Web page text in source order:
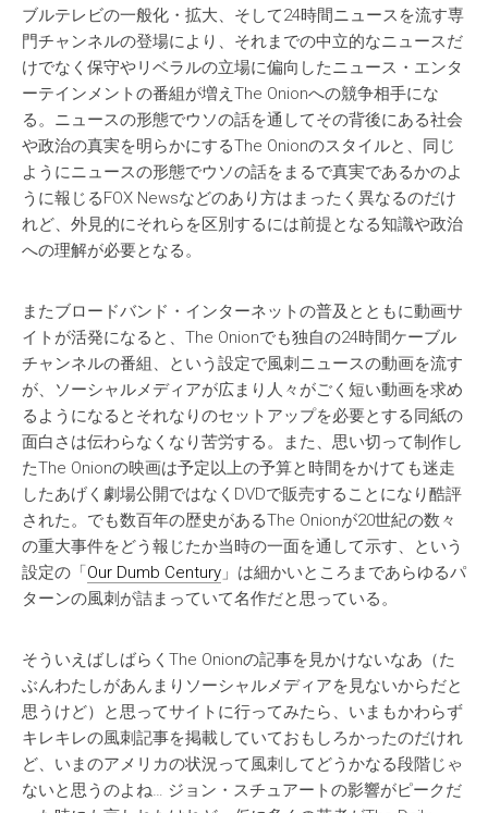
ブルテレビの一般化・拡大、そして24時間ニュースを流す専
門チャンネルの登場により、それまでの中立的なニュースだ
けでなく保守やリベラルの立場に偏向したニュース・エンタ
ーテインメントの番組が増えThe Onionへの競争相手にな
る。ニュースの形態でウソの話を通してその背後にある社会
や政治の真実を明らかにするThe Onionのスタイルと、同じ
ようにニュースの形態でウソの話をまるで真実であるかのよ
うに報じるFOX Newsなどのあり方はまったく異なるのだけ
れど、外見的にそれらを区別するには前提となる知識や政治
への理解が必要となる。
またブロードバンド・インターネットの普及とともに動画サ
イトが活発になると、The Onionでも独自の24時間ケーブル
チャンネルの番組、という設定で風刺ニュースの動画を流す
が、ソーシャルメディアが広まり人々がごく短い動画を求め
るようになるとそれなりのセットアップを必要とする同紙の
面白さは伝わらなくなり苦労する。また、思い切って制作し
たThe Onionの映画は予定以上の予算と時間をかけても迷走
したあげく劇場公開ではなくDVDで販売することになり酷評
された。でも数百年の歴史があるThe Onionが20世紀の数々
の重大事件をどう報じたか当時の一面を通して示す、という
設定の「Our Dumb Century 」は細かいところまであらゆるパ
ターンの風刺が詰まっていて名作だと思っている。
そういえばしばらくThe Onionの記事を見かけないなあ（た
ぶんわたしがあんまりソーシャルメディアを見ないからだと
思うけど）と思ってサイトに行ってみたら、いまもかわらず
キレキレの風刺記事を掲載していておもしろかったのだけれ
ど、いまのアメリカの状況って風刺してどうかなる段階じゃ
ないと思うのよね… ジョン・スチュアートの影響がピークだ